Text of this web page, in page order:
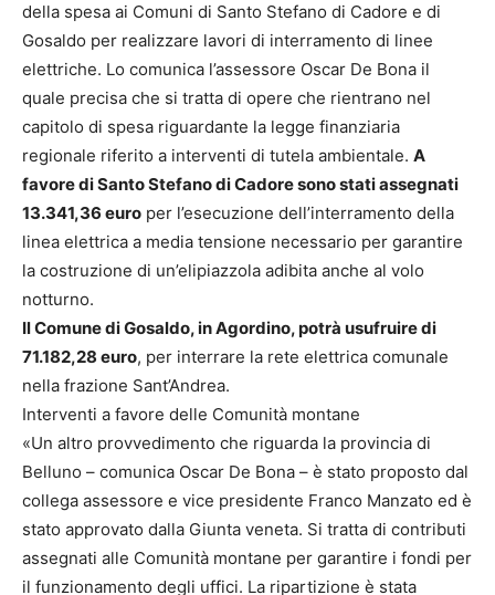
della spesa ai Comuni di Santo Stefano di Cadore e di
Gosaldo per realizzare lavori di interramento di linee
elettriche. Lo comunica l’assessore Oscar De Bona il
quale precisa che si tratta di opere che rientrano nel
capitolo di spesa riguardante la legge finanziaria
regionale riferito a interventi di tutela ambientale. A
favore di Santo Stefano di Cadore sono stati assegnati
13.341,36 euro per l’esecuzione dell’interramento della
linea elettrica a media tensione necessario per garantire
la costruzione di un’elipiazzola adibita anche al volo
notturno.
Il Comune di Gosaldo, in Agordino, potrà usufruire di
71.182,28 euro, per interrare la rete elettrica comunale
nella frazione Sant’Andrea.
Interventi a favore delle Comunità montane
«Un altro provvedimento che riguarda la provincia di
Belluno – comunica Oscar De Bona – è stato proposto dal
collega assessore e vice presidente Franco Manzato ed è
stato approvato dalla Giunta veneta. Si tratta di contributi
assegnati alle Comunità montane per garantire i fondi per
il funzionamento degli uffici. La ripartizione è stata